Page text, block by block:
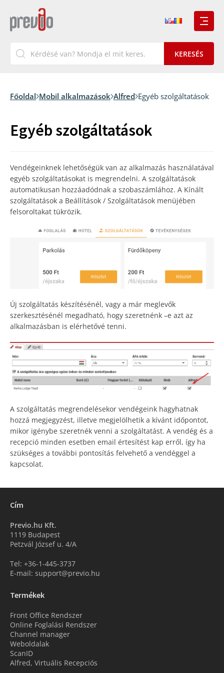
Főoldal Mobil alkalmazások Alfred Egyéb szolgáltatások
Egyéb szolgáltatások
Vendégeinknek lehetőségük van az alkalmazás használatával
egyéb szolgáltatásokat is megrendelni. A szolgáltatások
automatikusan hozzáadódnak a szobaszámlához. A Kínált
szolgáltatások a Beállítások / Szolgáltatások menüjében
felsoroltakat tükrözik.
Új szolgáltatás készítésénél, vagy a már meglevők
szerkesztésénél megadható, hogy szeretnénk –e azt az
alkalmazásban is elérhetővé tenni.
A szolgáltatás megrendelésekor vendégeink hagyhatnak
hozzá megjegyzést, illetve megjelölhetik a kívánt időpontot,
mikor igénybe szeretnék venni a szolgáltatást. A vendég és a
recepció minden esetben email értesítést kap erről, így ha
szükséges a további pontosítás felvehető a vendéggel a
kapcsolat.
Cím
Previo.hu Kft.
1119 Budapest
Petzvál József u. 4/A
Tel: +36-1-445-3737
E-mail: support@previo.hu
Termékek
Front Office Rendszer
Online Foglalási Rendszer
Channel manager
Weboldalak
ScanID
Alfred, Virtuális Recepciós